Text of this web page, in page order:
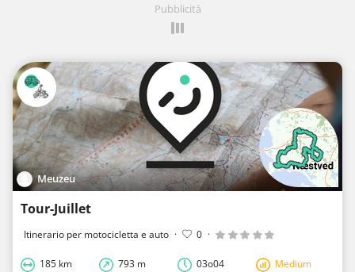
Pubblicità
Meuzeu
Tour-Juillet
Itinerario per motocicletta e auto · 0 ·
185 km 793 m 03o04 Medium